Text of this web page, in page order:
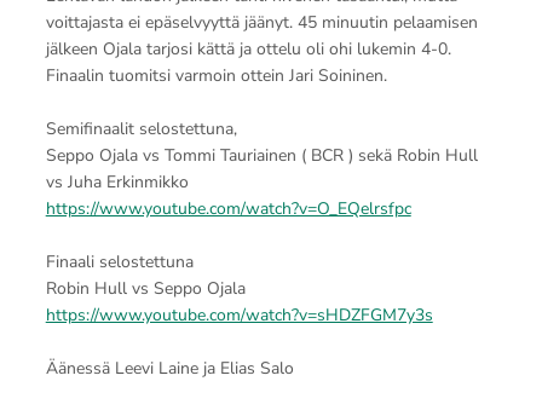
voittajasta ei epäselvyyttä jäänyt. 45 minuutin pelaamisen
jälkeen Ojala tarjosi kättä ja ottelu oli ohi lukemin 4-0.
Finaalin tuomitsi varmoin ottein Jari Soininen.
Semifinaalit selostettuna,
Seppo Ojala vs Tommi Tauriainen ( BCR ) sekä Robin Hull
vs Juha Erkinmikko
https://www.youtube.com/watch?v=O_EQelrsfpc
Finaali selostettuna
Robin Hull vs Seppo Ojala
https://www.youtube.com/watch?v=sHDZFGM7y3s
Äänessä Leevi Laine ja Elias Salo